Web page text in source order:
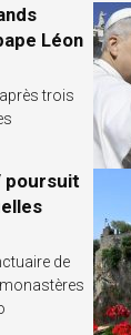
Léon
trois
poursuit
de